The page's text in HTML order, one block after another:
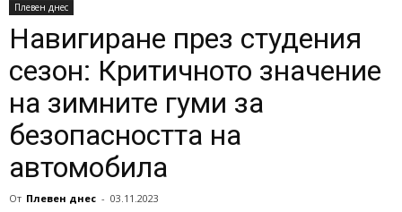
Плевен днес
Навигиране през студения
сезон: Критичното значение
на зимните гуми за
безопасността на
автомобила
От Плевен днес - 03.11.2023